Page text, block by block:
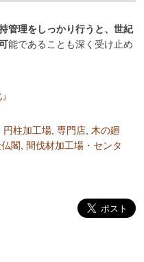
管理をしっかり行うと、世紀
能であることも深く受け止め
円柱加工場 専門店 木の廻
閣
間伐材加工場・センタ